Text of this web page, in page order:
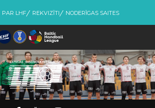
PAR LHF REKVIZĪTI NODERĪGAS SAITES